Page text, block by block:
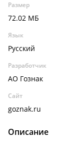
Размер
72.02 МБ
Язык
Русский
Разработчик
АО Гознак
Сайт
goznak.ru
Описание